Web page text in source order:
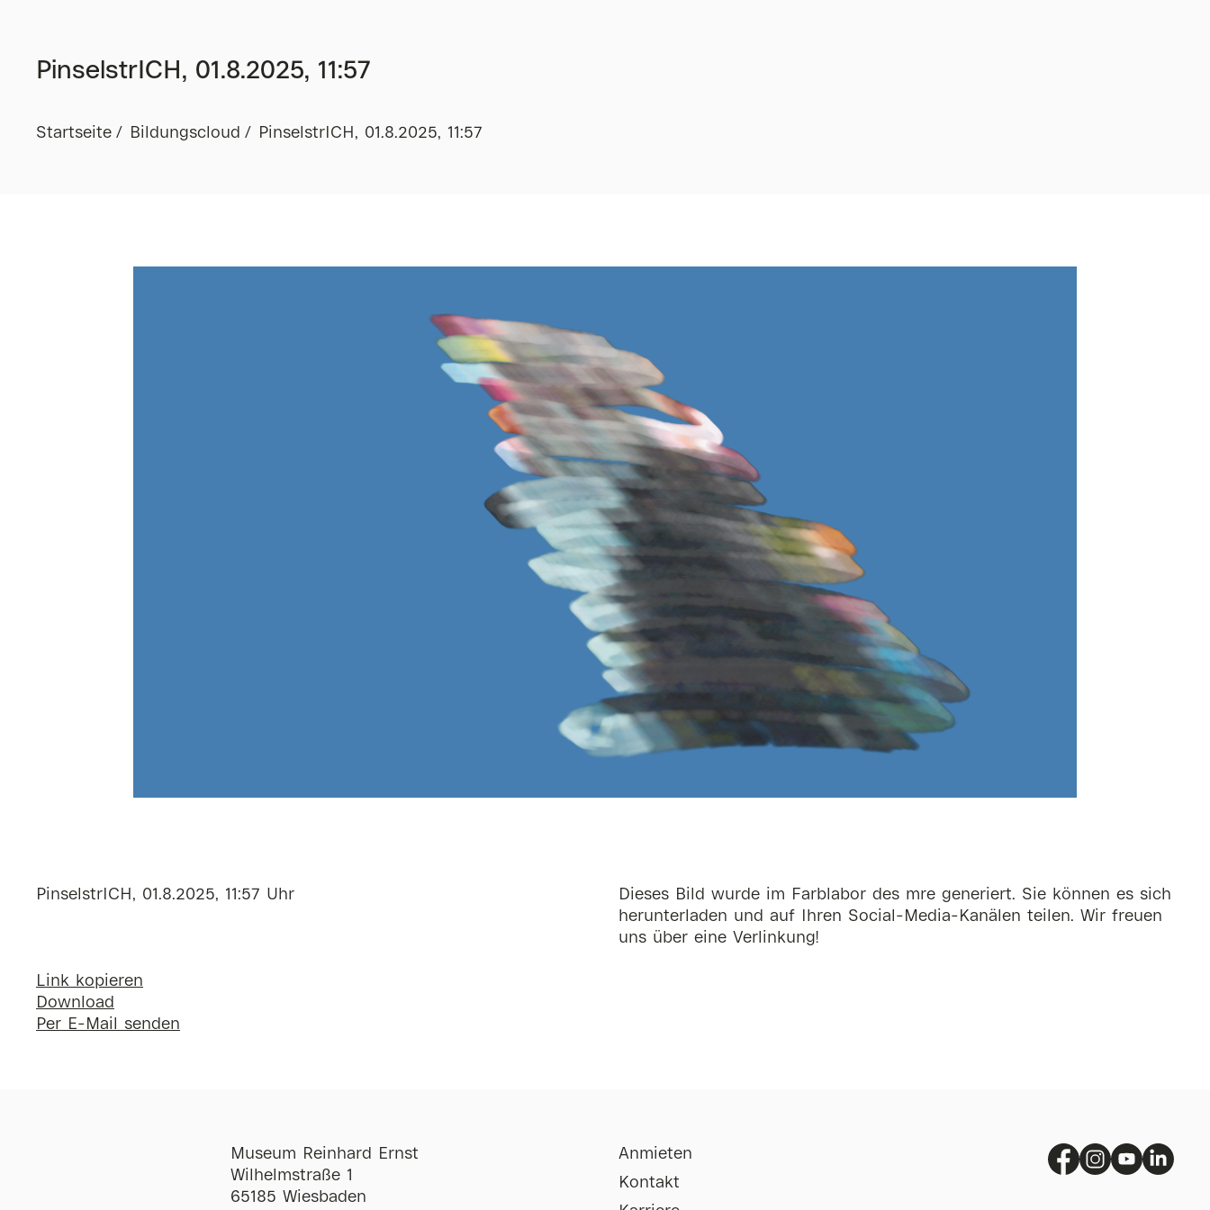
PinselstrICH, 01.8.2025, 11:57
Startseite Bildungscloud PinselstrICH, 01.8.2025, 11:57
PinselstrICH, 01.8.2025, 11:57 Uhr
Link kopieren
Download
Per E-Mail senden
Dieses Bild wurde im Farblabor des mre generiert. Sie können es sich
herunterladen und auf Ihren Social-Media-Kanälen teilen. Wir freuen
uns über eine Verlinkung!
Museum Reinhard Ernst
Wilhelmstraße 1
65185 Wiesbaden
Anmieten
Kontakt